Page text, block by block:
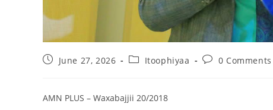
June 27, 2026 Itoophiyaa 0 Comments
AMN PLUS – Waxabajjii 20/2018